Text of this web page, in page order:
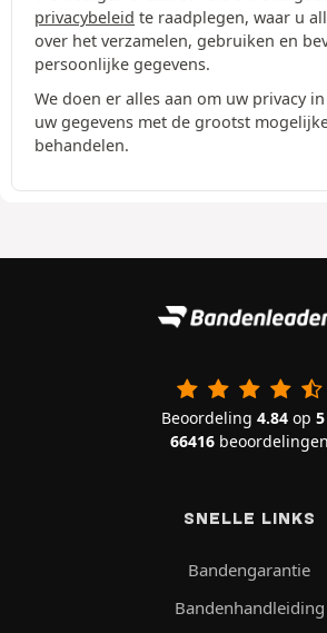
privacybeleid te raadplegen, waar u
over het verzamelen, gebruiken en
persoonlijke gegevens.
We doen er alles aan om uw privacy
uw gegevens met de grootst
behandelen.
Beoordeling 4.84op 5
66416beoordelingen
SNELLE LINKS
Bandengarantie
Bandenhandleiding